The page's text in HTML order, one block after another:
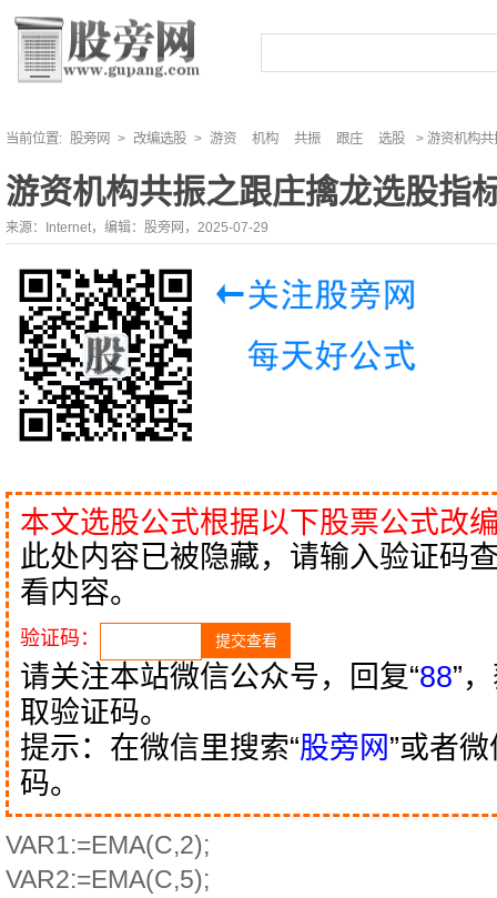
当前位置: 股旁网 > 改编选股 > 游资 机构 共振 跟庄 选股 > 游资机构
游资机构共振之跟庄擒龙选股指
来源：Internet，编辑：股旁网，2025-07-29
本文选股公式根据以下股票公式改
此处内容已被隐藏，请输入验证码
看内容。
验证码：
请关注本站微信公众号，回复“88”
取验证码。
提示：在微信里搜索“股旁网 ”或者
码。
VAR1:=EMA(C,2);
VAR2:=EMA(C,5);